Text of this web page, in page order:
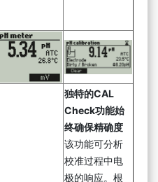
独特的CAL
Check功能始
终确保精确度
该功能可分析
校准过程中电
极的响应。根